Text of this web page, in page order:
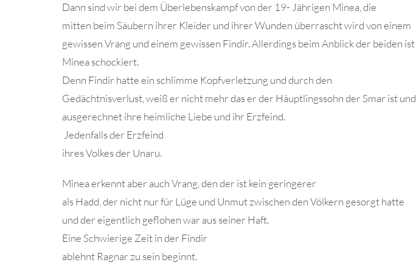
Dann sind wir bei dem Überlebenskampf von der 19- Jährigen Minea, die
mitten beim Säubern ihrer Kleider und ihrer Wunden überrascht wird von einem
gewissen Vrang und einem gewissen Findir. Allerdings beim Anblick der beiden ist
Minea schockiert.
Denn Findir hatte ein schlimme Kopfverletzung und durch den
Gedächtnisverlust, weiß er nicht mehr das er der Häuptlingssohn der Smar ist und
ausgerechnet ihre heimliche Liebe und ihr Erzfeind.
Jedenfalls der Erzfeind
ihres Volkes der Unaru.
Minea erkennt aber auch Vrang, den der ist kein geringerer
als Hadd, der nicht nur für Lüge und Unmut zwischen den Völkern gesorgt hatte
und der eigentlich geflohen war aus seiner Haft.
Eine Schwierige Zeit in der Findir
ablehnt Ragnar zu sein beginnt.